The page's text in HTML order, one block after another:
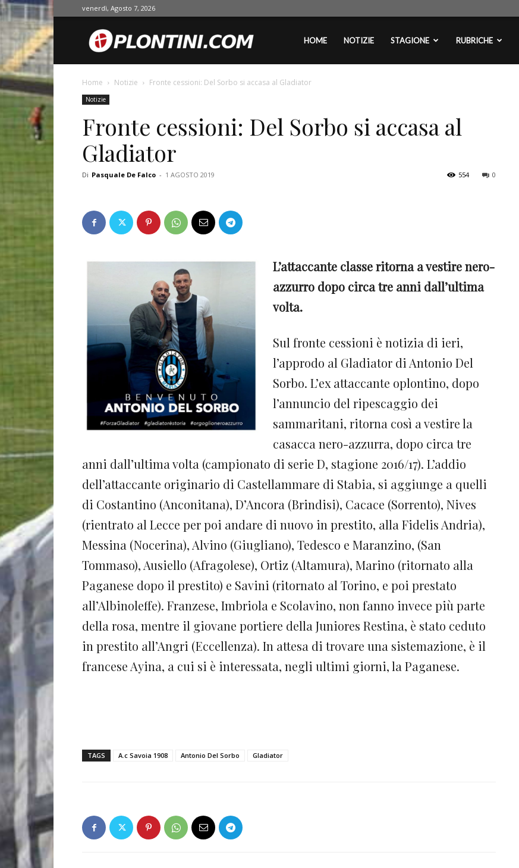
venerdì, Agosto 7, 2026
Oplontini.comHOME NOTIZIE STAGIONE RUBRICHE
Home Notizie Fronte cessioni: Del Sorbo si accasa al Gladiator
Notizie
Fronte cessioni: Del Sorbo si accasa al
Gladiator
Di Pasquale De Falco - 1 AGOSTO 2019 0
554
L’attaccante classe ritorna a vestire nero-
azzurro dopo circa tre anni dall’ultima
volta.
Sul fronte cessioni è notizia di ieri,
l’approdo al Gladiator di Antonio Del
Sorbo. L’ex attaccante oplontino, dopo
l’annuncio del ripescaggio dei
sammaritani, ritorna così a vestire la
casacca nero-azzurra, dopo circa tre
anni dall’ultima volta (campionato di serie D, stagione 2016/17). L’addio
dell’attaccante originario di Castellammare di Stabia, si aggiunge a quelli
di Costantino (Anconitana), D’Ancora (Brindisi), Cacace (Sorrento), Nives
(rientrato al Lecce per poi andare di nuovo in prestito, alla Fidelis Andria),
Messina (Nocerina), Alvino (Giugliano), Tedesco e Maranzino, (San
Tommaso), Ausiello (Afragolese), Ortiz (Altamura), Marino (ritornato alla
Paganese dopo il prestito) e Savini (ritornato al Torino, e poi prestato
all’Albinoleffe). Franzese, Imbriola e Scolavino, non fanno invece più parte
della rosa, mentre il giovane portiere della Juniores Restina, è stato ceduto
in prestito all’Angri (Eccellenza). In attesa di trovare una sistemazione, è il
francese Ayina, a cui si è interessata, negli ultimi giorni, la Paganese.
TAGS A.c Savoia 1908 Antonio Del Sorbo Gladiator